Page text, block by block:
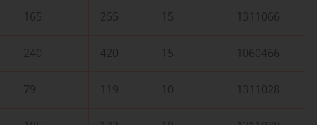
165 255 15 1311066
240 420 15 1060466
79 119 10 1311028